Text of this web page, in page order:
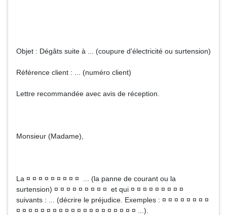
Objet : Dégâts suite à ... (coupure d'électricité ou surtension)
Référence client : ... (numéro client)
Lettre recommandée avec avis de réception.
Monsieur (Madame),
La ¤ ¤ ¤ ¤ ¤ ¤ ¤ ¤ ¤ ... (la panne de courant ou la
surtension) ¤ ¤ ¤ ¤ ¤ ¤ ¤ ¤ ¤ et qui ¤ ¤ ¤ ¤ ¤ ¤ ¤ ¤ ¤
suivants : ... (décrire le préjudice. Exemples : ¤ ¤ ¤ ¤ ¤ ¤ ¤ ¤
¤ ¤ ¤ ¤ ¤ ¤ ¤ ¤ ¤ ¤ ¤ ¤ ¤ ¤ ¤ ¤ ¤ ¤ ¤ ¤ ...).